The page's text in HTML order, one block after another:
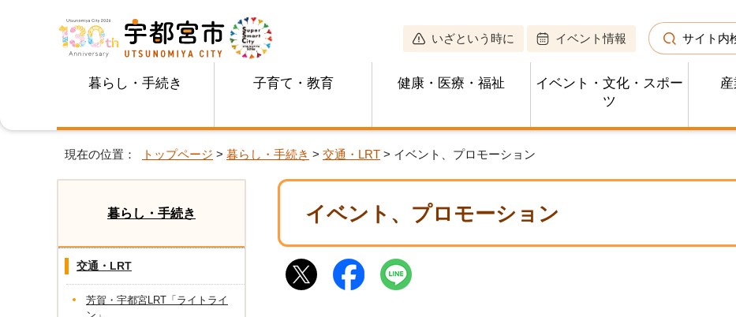
いざという時に イベント情報 サイト内
暮らし・手続き 子育て・教育 健康・医療・福祉
イベント・文化・スポー
ツ
現在の位置： トップページ > 暮らし・手続き > 交通・LRT > イベント、プロモーション
イベント、プロモーション
暮らし・手続き
交通・LRT
芳賀・宇都宮LRT「ライトライ